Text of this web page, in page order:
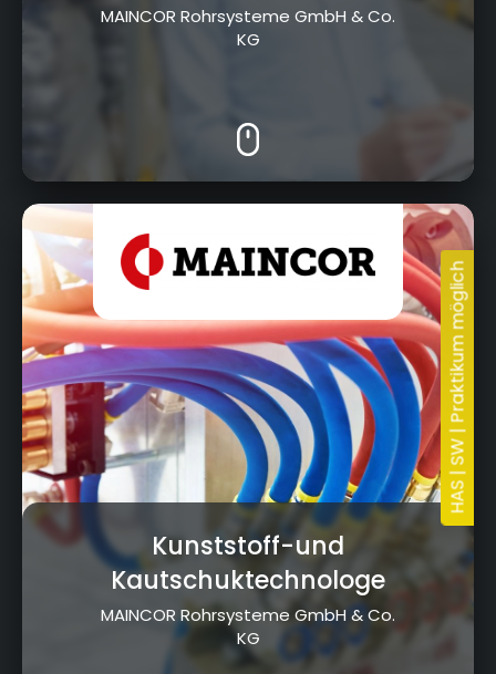
MAINCOR Rohrsysteme GmbH & Co.
KG
11.05.2026
Kunststoff-und
Kautschuktechnologe
MAINCOR Rohrsysteme GmbH & Co.
KG